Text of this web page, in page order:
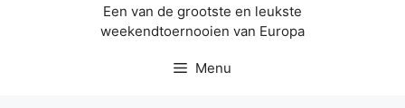
Een van de grootste en leukste
weekendtoernooien van Europa
Menu